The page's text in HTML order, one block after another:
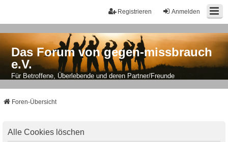
Anmelden
Registrieren
Das Forum von gegen-missbrauch
e.V.
Für Betroffene, Überlebende und deren Partner/Freunde
Foren-Übersicht
Alle Cookies löschen